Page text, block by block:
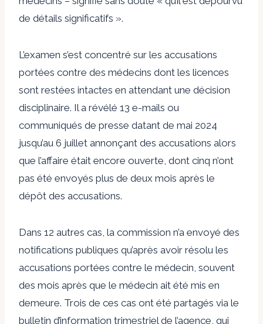
de détails significatifs ».
L’examen s’est concentré sur les accusations
portées contre des médecins dont les licences
sont restées intactes en attendant une décision
disciplinaire. Il a révélé 13 e-mails ou
communiqués de presse datant de mai 2024
jusqu’au 6 juillet annonçant des accusations alors
que l’affaire était encore ouverte, dont cinq n’ont
pas été envoyés plus de deux mois après le
dépôt des accusations.
Dans 12 autres cas, la commission n’a envoyé des
notifications publiques qu’après avoir résolu les
accusations portées contre le médecin, souvent
des mois après que le médecin ait été mis en
demeure. Trois de ces cas ont été partagés via le
bulletin d’information trimestriel de l’agence, qui